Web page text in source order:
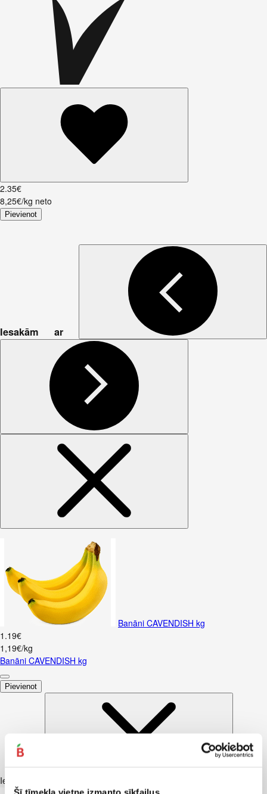
Šī tīmekļa vietne izmanto sīkfailus
2.35€
8,25€/kg neto
Pievienot
Iesakām ar
Banāni CAVENDISH kg
1 .19€
1,19€/kg
Banāni CAVENDISH kg
Pievienot
Iesakām ar